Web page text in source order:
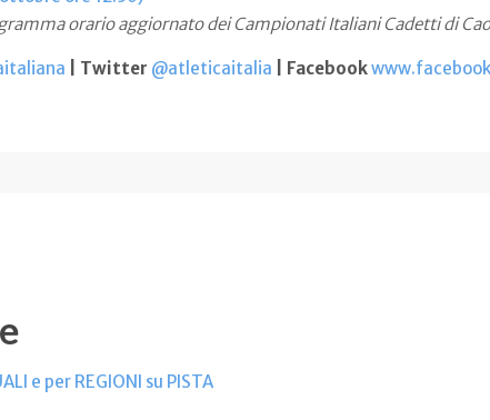
orario aggiornato dei Campionati Italiani Cadetti di
| Twitter @atleticaitalia | Facebook
e per REGIONI su PISTA